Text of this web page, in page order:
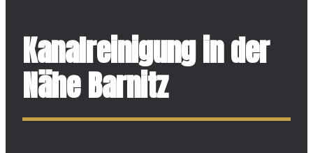
Kanalreinigung in der
Nähe Barnitz